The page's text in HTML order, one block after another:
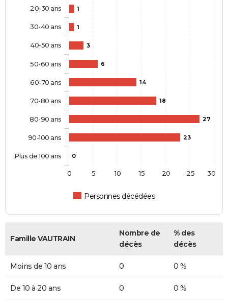
1
1
3
6
14
18
27
23
0
Personnes décédées
20-30 ans
30-40 ans
40-50 ans
50-60 ans
60-70 ans
70-80 ans
80-90 ans
90-100 ans
Plus de 100 ans
0 5 10 15 20 25 30
Famille VAUTRAIN
Nombre de
décès
% des
décès
Moins de 10 ans 0 0 %
De 10 à 20 ans 0 0 %